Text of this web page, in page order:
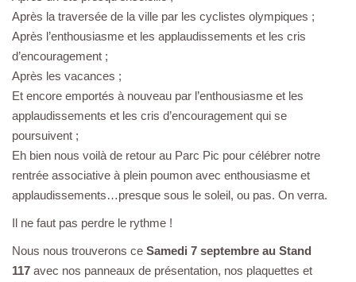
Après la traversée de la ville par les cyclistes olympiques ;
Après l’enthousiasme et les applaudissements et les cris
d’encouragement ;
Après les vacances ;
Et encore emportés à nouveau par l’enthousiasme et les
applaudissements et les cris d’encouragement qui se
poursuivent ;
Eh bien nous voilà de retour au Parc Pic pour célébrer notre
rentrée associative à plein poumon avec enthousiasme et
applaudissements…presque sous le soleil, ou pas. On verra.
Il ne faut pas perdre le rythme !
Nous nous trouverons ce Samedi 7 septembre au Stand
117 avec nos panneaux de présentation, nos plaquettes et